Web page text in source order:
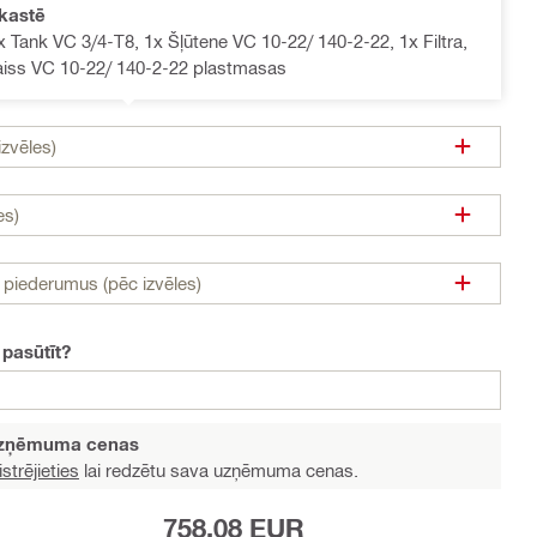
Tank VC 3/4-T8, 1x Šļūtene VC 10-22/ 140-2-22, 1x Filtra,
VC 10-22/ 140-2-22 plastmasas
(pēc izvēles)
cenas
lai redzētu sava uzņēmuma cenas.
758,08 EUR